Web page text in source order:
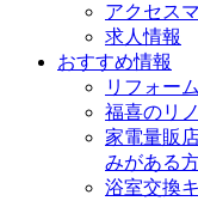
アクセス
求人情報
おすすめ情報
リフォー
福喜のリ
家電量販
みがある
浴室交換